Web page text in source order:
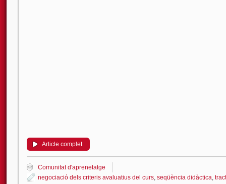
Article complet
Comunitat d'aprenetatge
negociació dels criteris avaluatius del curs seqüència didàctica